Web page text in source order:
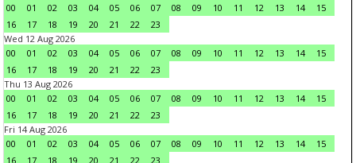
00
01 02 03 04 05 06 07 08 09 10 11 12 13 14
15
16
17 18 19 20 21 22
23
Wed 12 Aug 2026
00
01 02 03 04 05 06 07 08 09 10 11 12 13 14
15
16
17 18 19 20 21 22
23
Thu 13 Aug 2026
00
01 02 03 04 05 06 07 08 09 10 11 12 13 14
15
16
17 18 19 20 21 22
23
Fri 14 Aug 2026
00
01 02 03 04 05 06 07 08 09 10 11 12 13 14
15
16
17 18 19 20 21 22
23